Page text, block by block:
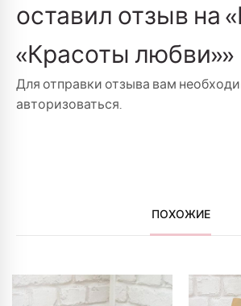
оставил отзыв на
«Красоты любви»»
Для отправки отзыва вам
авторизоваться.
ПОХОЖИЕ